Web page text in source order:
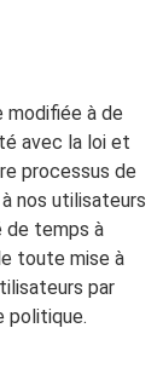
à de
avec la loi et
processus de
nos utilisateurs
de temps à
toute mise à
par
politique.